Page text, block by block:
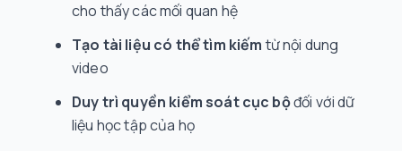
cho thấy các mối quan hệ
Tạo tài liệu có thể tìm kiếm từ nội dung
video
Duy trì quyền kiểm soát cục bộđối với dữ
liệu học tập của họ